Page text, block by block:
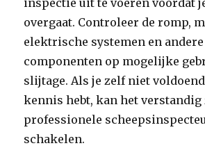
inspectie uit te voeren voordat
overgaat. Controleer de romp,
elektrische systemen en
componenten op mogelijke
slijtage. Als je zelf niet
kennis hebt, kan het verstandig
professionele
schakelen.